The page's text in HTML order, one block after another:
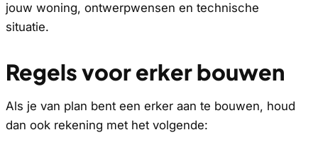
jouw woning, ontwerpwensen en technische
situatie.
Regels voor erker bouwen
Als je van plan bent een erker aan te bouwen, houd
dan ook rekening met het volgende: